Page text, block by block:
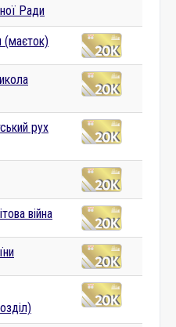
Ради
(маєток)
рух
війна